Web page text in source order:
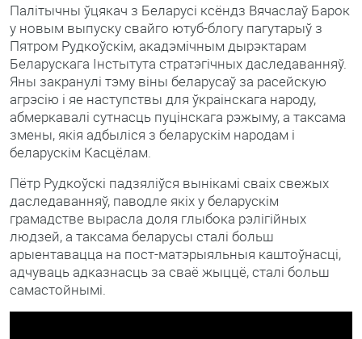
Палітычны ўцякач з Беларусі ксёндз Вячаслаў Барок
у новым выпуску свайго ютуб-блогу пагутарыў з
Пятром Рудкоўскім, акадэмічным дырэктарам
Беларускага Інстытута стратэгічных даследаванняў.
Яны закранулі тэму віны беларусаў за расейскую
агрэсію і яе наступствы для ўкраінскага народу,
абмеркавалі сутнасць пуцінскага рэжыму, а таксама
змены, якія адбыліся з беларускім народам і
беларускім Касцёлам.
Пётр Рудкоўскі падзяліўся вынікамі сваіх свежых
даследаванняў, паводле якіх у беларускім
грамадстве вырасла доля глыбока рэлігійных
людзей, а таксама беларусы сталі больш
арыентавацца на пост-матэрыяльныя каштоўнасці,
адчуваць адказнасць за сваё жыццё, сталі больш
самастойнымі.